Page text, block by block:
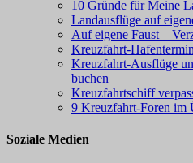
10 Gründe für Meine
Landausflüge auf
Auf eigene Faust –
Kreuzfahrt-
Kreuzfahrt-Ausflüge
buchen
Kreuzfahrtschiff
9 Kreuzfahrt-Foren im
Soziale Medien